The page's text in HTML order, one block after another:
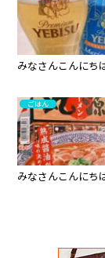
みなさんこんにち
ごはん
みなさんこんにち